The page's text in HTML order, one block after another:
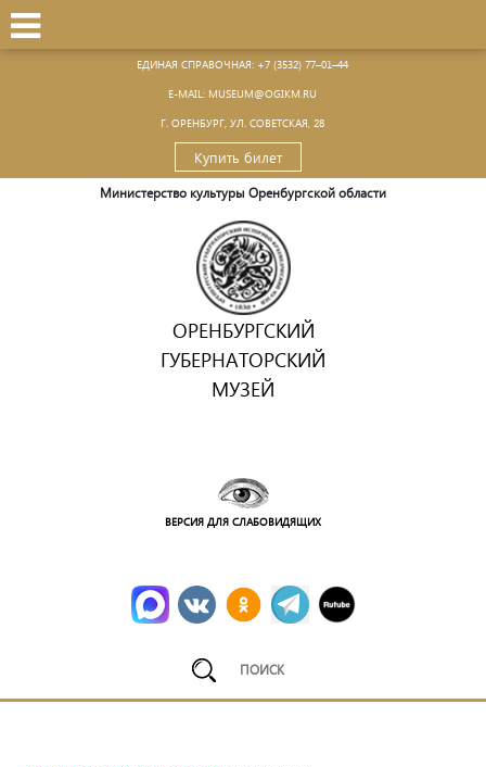
ЕДИНАЯ СПРАВОЧНАЯ: +7 (3532) 77–01–44
Е-MAIL: MUSEUM@OGIKM.RU
Г. ОРЕНБУРГ, УЛ. СОВЕТСКАЯ, 28
Купить билет
Министерство культуры Оренбургской области
ОРЕНБУРГСКИЙ
ГУБЕРНАТОРСКИЙ
МУЗЕЙ
ВЕРСИЯ ДЛЯ СЛАБОВИДЯЩИХ